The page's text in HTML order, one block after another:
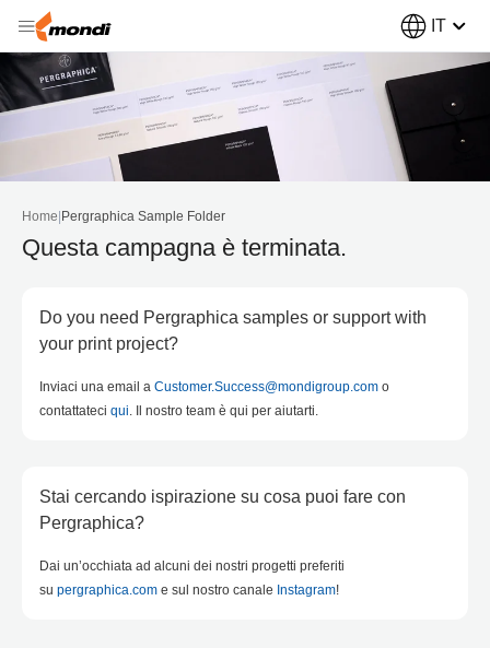
IT
Home|Pergraphica Sample Folder
Questa campagna è terminata.
Do you need Pergraphica samples or support with
your print project?
Inviaci una email a Customer.Success@mondigroup.com o
contattateci qui. Il nostro team è qui per aiutarti.
Stai cercando ispirazione su cosa puoi fare con
Pergraphica?
Dai un’occhiata ad alcuni dei nostri progetti preferiti
su pergraphica.com e sul nostro canale Instagram!